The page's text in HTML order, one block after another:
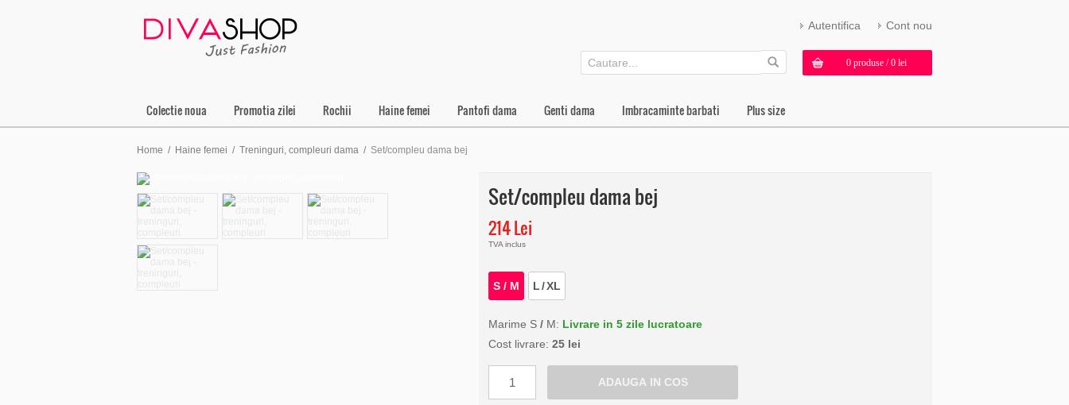
Autentifica Cont nou
0 produse / 0 lei
Colectie noua Promotia zilei Rochii Haine femei Pantofi dama Genti dama Imbracaminte barbati Plus size
Home / Haine femei / Treninguri, compleuri dama / Set/compleu dama bej
Set/compleu dama bej
214 Lei
TVA inclus
S / M L/XL
Marime S / M: Livrare in 5 zile lucratoare
Cost livrare: 25 lei